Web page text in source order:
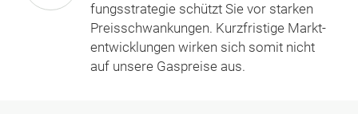
fungsstrategie schützt Sie vor starken
Preisschwankungen. Kurzfristige Markt­
entwicklungen wirken sich somit nicht
auf unsere Gaspreise aus.